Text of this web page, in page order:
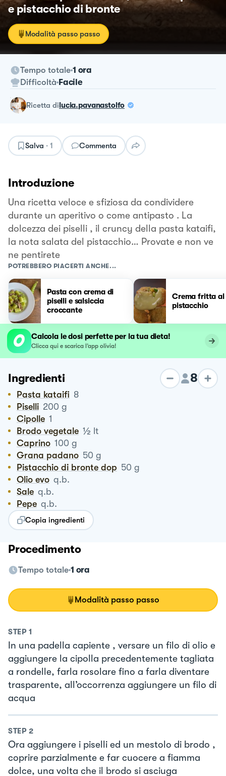
e pistacchio di bronte
Modalità passo passo
Tempo totale 1 ora
Difficoltà Facile
ricetta dilucia.pavanastolfo
Salva · 1 Commenta
Introduzione
Una ricetta veloce e sfiziosa da condividere
durante un aperitivo o come antipasto . La
dolcezza dei piselli , il cruncy della pasta kataifi,
la nota salata del pistacchio… Provate e non ve
ne pentirete
POTREBBERO PIACERTI ANCHE...
Pasta con crema di
piselli e salsiccia
croccante
Crema fritta al
pistacchio
Calcola le dosi perfette per la tua dieta!
Clicca qui e scarica l’app olivia!
Ingredienti 8
Pasta kataifi 8
Piselli 200 g
Cipolle 1
Brodo vegetale ½ lt
Caprino 100 g
Grana padano 50 g
Pistacchio di bronte dop 50 g
Olio evo q.b.
Sale q.b.
Pepe q.b.
Copia ingredienti
Procedimento
Tempo totale 1 ora
Modalità passo passo
STEP 1
In una padella capiente , versare un filo di olio e
aggiungere la cipolla precedentemente tagliata
a rondelle, farla rosolare fino a farla diventare
trasparente, all’occorrenza aggiungere un filo di
acqua
STEP 2
Ora aggiungere i piselli ed un mestolo di brodo ,
coprire parzialmente e far cuocere a fiamma
dolce, una volta che il brodo si asciuga